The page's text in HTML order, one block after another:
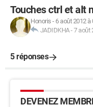
Touches ctrl et alt
Honoris - 6 août 2012 à
JADIDKHA-7 août
5 réponses
DEVENEZ